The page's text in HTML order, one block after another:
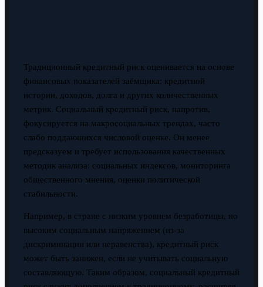
Традиционный кредитный риск оценивается на основе
финансовых показателей заёмщика: кредитной
истории, доходов, долга и других количественных
метрик. Социальный кредитный риск, напротив,
фокусируется на макросоциальных трендах, часто
слабо поддающихся числовой оценке. Он менее
предсказуем и требует использования качественных
методик анализа: социальных индексов, мониторинга
общественного мнения, оценки политической
стабильности.
Например, в стране с низким уровнем безработицы, но
высоким социальным напряжением (из-за
дискриминации или неравенства), кредитный риск
может быть занижен, если не учитывать социальную
составляющую. Таким образом, социальный кредитный